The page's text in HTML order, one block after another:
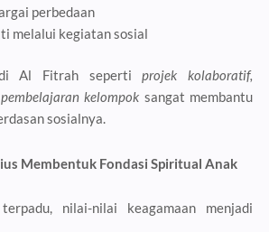
perbedaan
melalui kegiatan sosial
di Al Fitrah sepertiprojek kolaboratif,
kelompok sangat membantu
sosialnya.
Membentuk Fondasi Spiritual Anak
nilai-nilai keagamaan menjadi